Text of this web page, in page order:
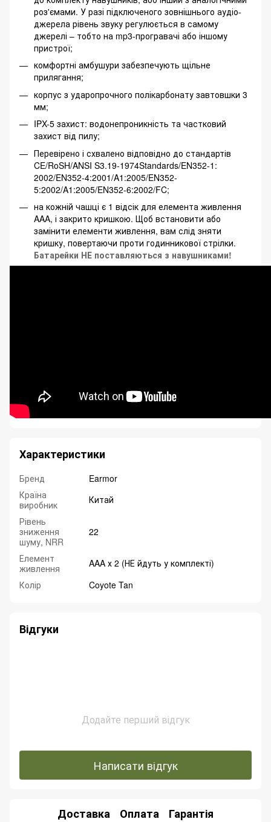
роз'ємами. У разі підключеного зовнішнього аудіо-
джерела рівень звуку регулюється в самому
джерелі – тобто на mp3-програвачі або іншому
пристрої;
комфортні амбушури забезпечують щільне
прилягання;
корпус з ударопрочного полікарбонату завтовшки 3
мм;
IPX-5 захист: водонепроникність та частковий
захист від пилу;
Перевірено і схвалено відповідно до стандартів
CE/RoSH/ANSI S3.19-1974Standards/EN352-1:
2002/EN352-4:2001/A1:2005/EN352-
5:2002/A1:2005/EN352-6:2002/FC;
на кожній чашці є 1 відсік для елемента живлення
AAA, і закрито кришкою. Щоб встановити або
замінити елементи живлення, вам слід зняти
кришку, повертаючи проти годинникової стрілки.
Батарейки НЕ поставляються з навушниками!
Характеристики
Бренд
Earmor
Країна
виробник
Китай
Рівень
зниження
шуму, NRR
22
Елемент
живлення
AAA х 2 (НЕ йдуть у комплекті)
Колір
Coyote Tan
Відгуки
Додайте перший відгук
Написати відгук
Доставка Оплата Гарантія